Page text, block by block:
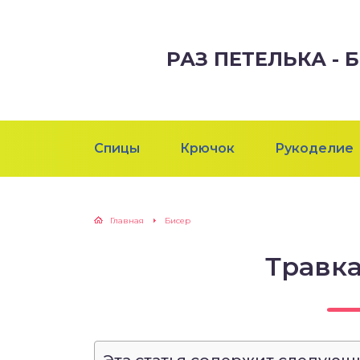
РАЗ ПЕТЕЛЬКА -
Спицы Крючок Рукоделие
Главная Бисер